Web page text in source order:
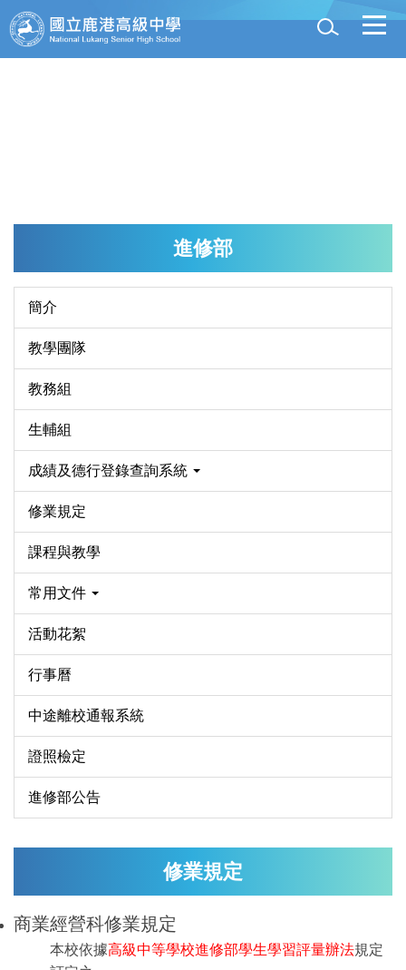
跳
到
主
進修部
簡介
教學團隊
教務組
生輔組
成績及德行登錄查詢系統
修業規定
課程與教學
常用文件
活動花絮
行事曆
中途離校通報系統
證照檢定
進修部公告
修業規定
商業經營科修業規定
本校依據高級中等學校進修部學生學習評量辦法規定